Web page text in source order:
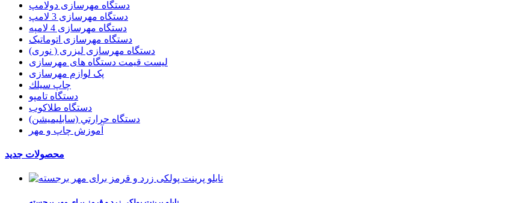
دستگاه مهرسازی دولامپ
دستگاه مهرسازی 3 لامپ
دستگاه مهرسازی 4 لامپه
دستگاه مهرسازی اتوماتیک
دستگاه مهرسازی لیزری ( نوری)
لیست قیمت دستگاه های مهرسازی
پک لوازم مهرسازی
چاپ سيلك
دستگاه تامپو
دستگاه طلاکوب
دستگاه حرارتي (سابليميشن)
آموزش چاپ و مهر
محصولات جدید